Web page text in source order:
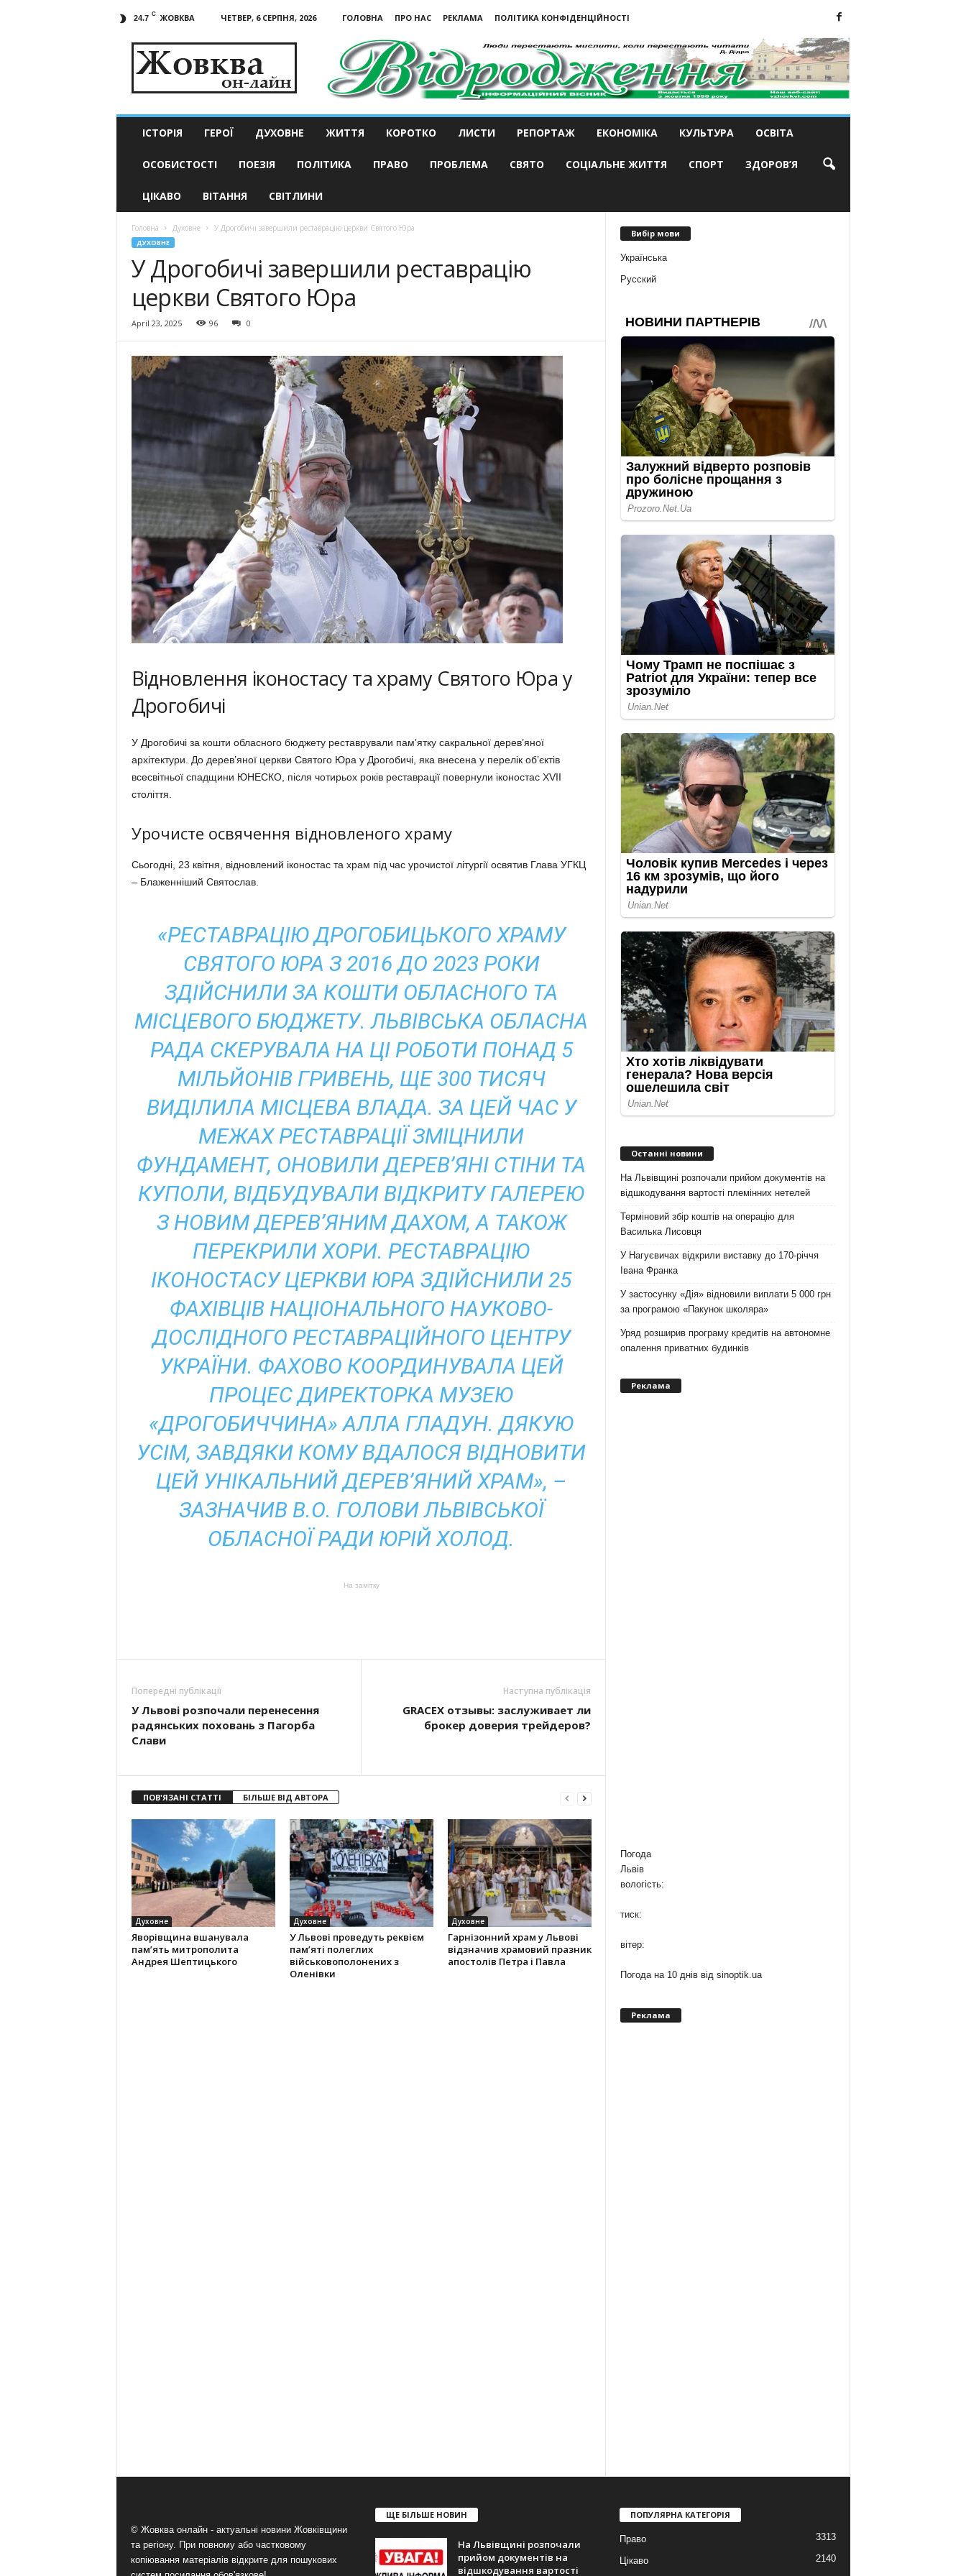
24.7 C ЖОВКВА ЧЕТВЕР, 6 СЕРПНЯ, 2026 ГОЛОВНА ПРО НАС РЕКЛАМА
ПОЛІТИКА КОНФІДЕНЦІЙНОСТІ
актуальні
ІСТОРІЯ ГЕРОЇ ДУХОВНЕ ЖИТТЯ КОРОТКО ЛИСТИ РЕПОРТАЖ ЕКОНОМІКА КУЛЬТУРА ОСВІТА
ОСОБИСТОСТІ ПОЕЗІЯ ПОЛІТИКА ПРАВО ПРОБЛЕМА СВЯТО СОЦІАЛЬНЕ ЖИТТЯ СПОРТ ЗДОРОВ’Я
ЦІКАВО ВІТАННЯ СВІТЛИНИ
Головна Духовне У Дрогобичі завершили реставрацію церкви Святого Юра
ДУХОВНЕ
У Дрогобичі завершили реставрацію
церкви Святого Юра
April 23, 2025 96 0
Відновлення іконостасу та храму Святого Юра у
Дрогобичі
У Дрогобичі за кошти обласного бюджету реставрували памʼятку сакральної дерев’яної
архітектури. До дерев’яної церкви Святого Юра у Дрогобичі, яка внесена у перелік обʼєктів
всесвітньої спадщини ЮНЕСКО, після чотирьох років реставрації повернули іконостас XVII
століття.
Урочисте освячення відновленого храму
Сьогодні, 23 квітня, відновлений іконостас та храм під час урочистої літургії освятив Глава УГКЦ
– Блаженніший Святослав.
«РЕСТАВРАЦІЮ ДРОГОБИЦЬКОГО ХРАМУ
СВЯТОГО ЮРА З 2016 ДО 2023 РОКИ
ЗДІЙСНИЛИ ЗА КОШТИ ОБЛАСНОГО ТА
МІСЦЕВОГО БЮДЖЕТУ. ЛЬВІВСЬКА ОБЛАСНА
РАДА СКЕРУВАЛА НА ЦІ РОБОТИ ПОНАД 5
МІЛЬЙОНІВ ГРИВЕНЬ, ЩЕ 300 ТИСЯЧ
ВИДІЛИЛА МІСЦЕВА ВЛАДА. ЗА ЦЕЙ ЧАС У
МЕЖАХ РЕСТАВРАЦІЇ ЗМІЦНИЛИ
ФУНДАМЕНТ, ОНОВИЛИ ДЕРЕВ’ЯНІ СТІНИ ТА
КУПОЛИ, ВІДБУДУВАЛИ ВІДКРИТУ ГАЛЕРЕЮ
З НОВИМ ДЕРЕВ’ЯНИМ ДАХОМ, А ТАКОЖ
ПЕРЕКРИЛИ ХОРИ. РЕСТАВРАЦІЮ
ІКОНОСТАСУ ЦЕРКВИ ЮРА ЗДІЙСНИЛИ 25
ФАХІВЦІВ НАЦІОНАЛЬНОГО НАУКОВО-
ДОСЛІДНОГО РЕСТАВРАЦІЙНОГО ЦЕНТРУ
УКРАЇНИ. ФАХОВО КООРДИНУВАЛА ЦЕЙ
ПРОЦЕС ДИРЕКТОРКА МУЗЕЮ
«ДРОГОБИЧЧИНА» АЛЛА ГЛАДУН. ДЯКУЮ
УСІМ, ЗАВДЯКИ КОМУ ВДАЛОСЯ ВІДНОВИТИ
ЦЕЙ УНІКАЛЬНИЙ ДЕРЕВʼЯНИЙ ХРАМ», –
ЗАЗНАЧИВ В.О. ГОЛОВИ ЛЬВІВСЬКОЇ
ОБЛАСНОЇ РАДИ ЮРІЙ ХОЛОД.
На замітку
Попередні публікації
У Львові розпочали перенесення
радянських поховань з Пагорба
Слави
Наступна публікація
GRACEX отзывы: заслуживает ли
брокер доверия трейдеров?
ПОВ'ЯЗАНІ СТАТТІ БІЛЬШЕ ВІД АВТОРА
Духовне
Яворівщина вшанувала
памʼять митрополита
Андрея Шептицького
Духовне
У Львові проведуть реквієм
пам’яті полеглих
військовополонених з
Оленівки
Духовне
Гарнізонний храм у Львові
відзначив храмовий празник
апостолів Петра і Павла
Вибір мови
Українська
Русский
Останні новини
На Львівщині розпочали прийом документів на
відшкодування вартості племінних нетелей
Терміновий збір коштів на операцію для
Василька Лисовця
У Нагуєвичах відкрили виставку до 170-річчя
Івана Франка
У застосунку «Дія» відновили виплати 5 000 грн
за програмою «Пакунок школяра»
Уряд розширив програму кредитів на автономне
опалення приватних будинків
Реклама
Погода
Львів
вологість:
тиск:
вітер:
Погода на 10 днів від sinoptik.ua
Реклама
© Жовква онлайн - актуальні новини Жовківщини
та регіону. При повному або частковому
копіювання матеріалів відкрите для пошукових
ЩЕ БІЛЬШЕ НОВИН
На Львівщині розпочали
прийом документів на
відшкодування вартості
ПОПУЛЯРНА КАТЕГОРІЯ
Право 3313
Цікаво
2140